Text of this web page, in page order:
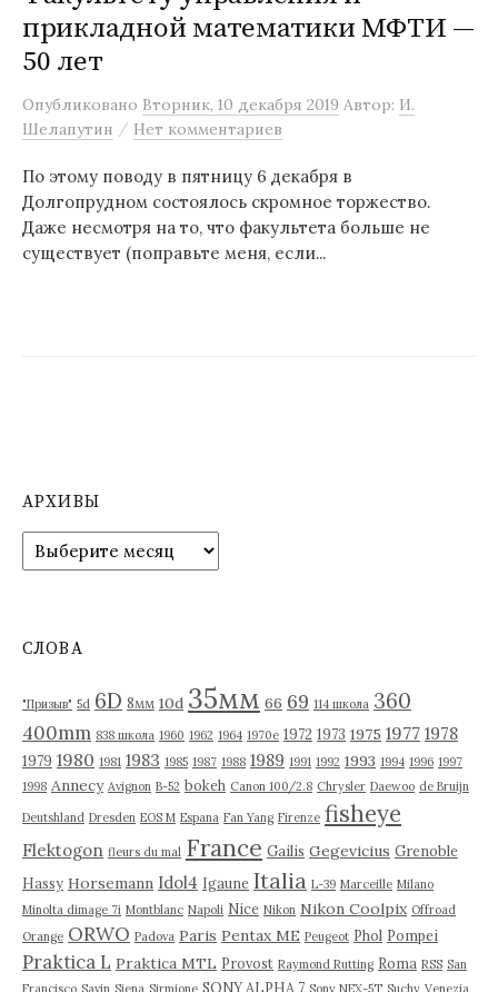
м
у
прикладной математики МФТИ —
50 лет
Опубликовано Вторник, 10 декабря 2019 Автор: И.
Шелапутин / Нет комментариев
По этому поводу в пятницу 6 декабря в
Долгопрудном состоялось скромное торжество.
Даже несмотря на то, что факультета больше не
существует (поправьте меня, если...
АРХИВЫ
р
в
СЛОВА
"Призыв" 5d 6D 8мм 10d 35мм 66 69 114 школа 360
400mm 838 школа 1960 1962 1964 1970е 1972 1973 1975 1977 1978
1979 1980 1981 1983 1985 1987 1988 1989 1991 1992 1993 1994 1996 1997
1998 Annecy Avignon B-52 bokeh Canon 100/2.8 Chrysler Daewoo de Bruijn
Deutshland Dresden EOS M Espana Fan Yang Firenze fisheye
Flektogon fleurs du mal France Gailis Gegevicius Grenoble
Hassy Horsemann Idol4 Igaune Italia L-39 Marceille Milano
Minolta dimage 7i Montblanc Napoli Nice Nikon Nikon Coolpix Offroad
Orange ORWO Padova Paris Pentax ME Peugeot Phol Pompei
Praktica L Praktica MTL Provost Raymond Rutting Roma RSS San
Francisco Savin Siena Sirmione SONY ALPHA 7 Sony NEX-5T Suchy Venezia